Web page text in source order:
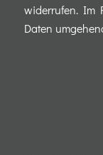
widerrufen. Im
Daten